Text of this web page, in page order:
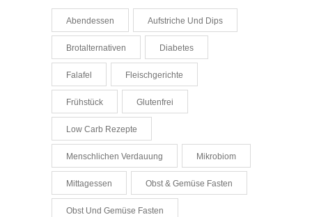
Abendessen Aufstriche Und Dips
Brotalternativen Diabetes
Falafel Fleischgerichte
Frühstück Glutenfrei
Low Carb Rezepte
Menschlichen Verdauung Mikrobiom
Mittagessen Obst & Gemüse Fasten
Obst Und Gemüse Fasten